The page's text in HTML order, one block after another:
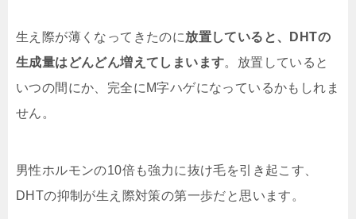
生え際が薄くなってきたのに放置していると、DHTの
生成量はどんどん増えてしまいます。放置していると
いつの間にか、完全にM字ハゲになっているかもしれま
せん。
男性ホルモンの10倍も強力に抜け毛を引き起こす、
DHTの抑制が生え際対策の第一歩だと思います。